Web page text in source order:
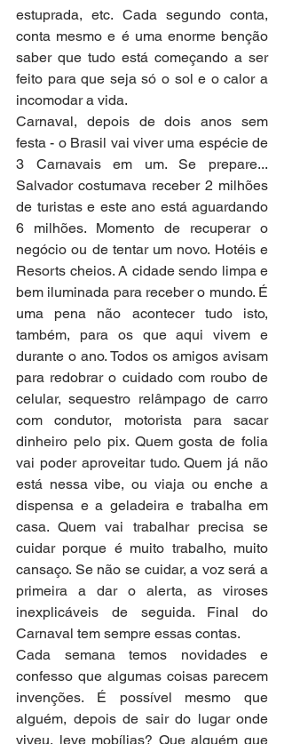
estuprada, etc. Cada segundo conta,
conta mesmo e é uma enorme benção
saber que tudo está começando a ser
feito para que seja só o sol e o calor a
incomodar a vida.
Carnaval, depois de dois anos sem
festa - o Brasil vai viver uma espécie de
3 Carnavais em um. Se prepare...
Salvador costumava receber 2 milhões
de turistas e este ano está aguardando
6 milhões. Momento de recuperar o
negócio ou de tentar um novo. Hotéis e
Resorts cheios. A cidade sendo limpa e
bem iluminada para receber o mundo. É
uma pena não acontecer tudo isto,
também, para os que aqui vivem e
durante o ano. Todos os amigos avisam
para redobrar o cuidado com roubo de
celular, sequestro relâmpago de carro
com condutor, motorista para sacar
dinheiro pelo pix. Quem gosta de folia
vai poder aproveitar tudo. Quem já não
está nessa vibe, ou viaja ou enche a
dispensa e a geladeira e trabalha em
casa. Quem vai trabalhar precisa se
cuidar porque é muito trabalho, muito
cansaço. Se não se cuidar, a voz será a
primeira a dar o alerta, as viroses
inexplicáveis de seguida. Final do
Carnaval tem sempre essas contas.
Cada semana temos novidades e
confesso que algumas coisas parecem
invenções. É possível mesmo que
alguém, depois de sair do lugar onde
viveu, leve mobílias? Que alguém que